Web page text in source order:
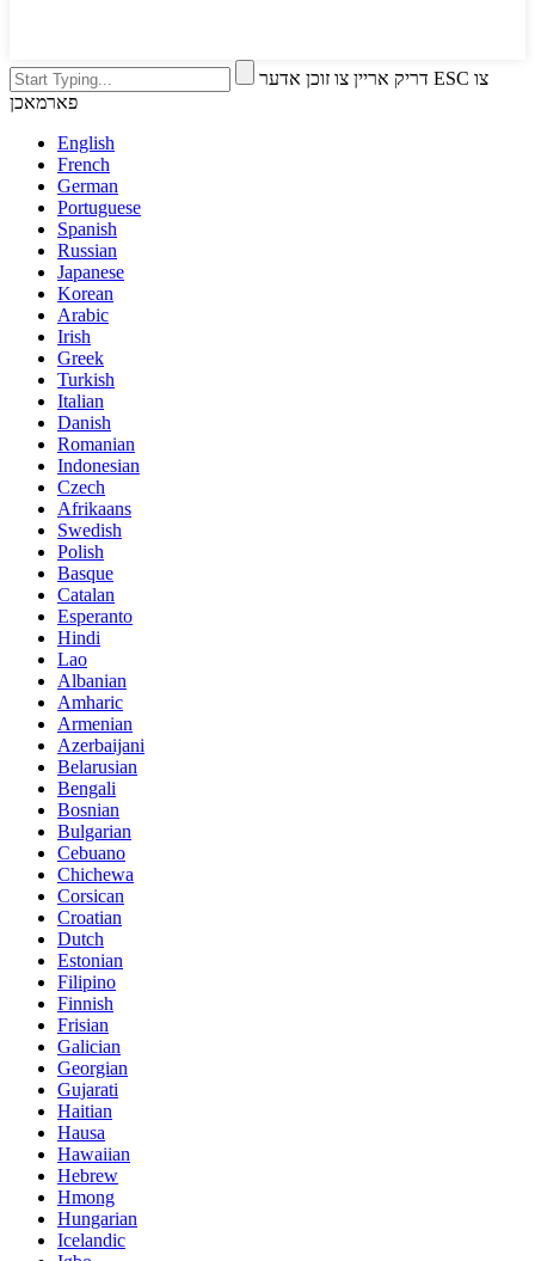
דריק אריין צו זוכן אדער ESC צו
פארמאכן
English
French
German
Portuguese
Spanish
Russian
Japanese
Korean
Arabic
Irish
Greek
Turkish
Italian
Danish
Romanian
Indonesian
Czech
Afrikaans
Swedish
Polish
Basque
Catalan
Esperanto
Hindi
Lao
Albanian
Amharic
Armenian
Azerbaijani
Belarusian
Bengali
Bosnian
Bulgarian
Cebuano
Chichewa
Corsican
Croatian
Dutch
Estonian
Filipino
Finnish
Frisian
Galician
Georgian
Gujarati
Haitian
Hausa
Hawaiian
Hebrew
Hmong
Hungarian
Icelandic